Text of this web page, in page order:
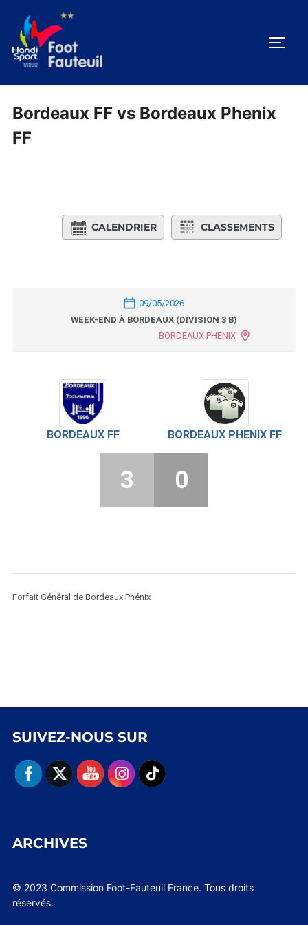
contenu
Bordeaux FF vs Bordeaux Phenix
FF
CALENDRIER CLASSEMENTS
09/05/2026
WEEK-END À BORDEAUX (DIVISION 3 B)
BORDEAUX PHENIX
BORDEAUX FF BORDEAUX PHENIX FF
3 0
Forfait Général de Bordeaux Phénix
SUIVEZ-NOUS SUR
ARCHIVES
© 2023 Commission Foot-Fauteuil France. Tous droits
réservés.